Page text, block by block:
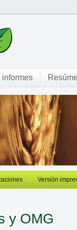
Versión
y OMG